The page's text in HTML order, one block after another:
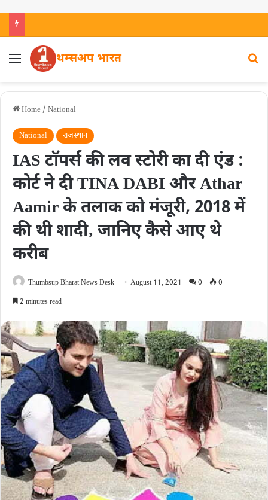
थम्सअप भारत
Home / National
National राजस्थान
IAS टॉपर्स की लव स्टोरी का दी एंड :
कोर्ट ने दी TINA DABI और Athar
Aamir के तलाक को मंजूरी, 2018 में
की थी शादी‚ जानिए कैसे आए थे
करीब
Thumbsup Bharat News Desk August 11, 2021 0
0
2 minutes read